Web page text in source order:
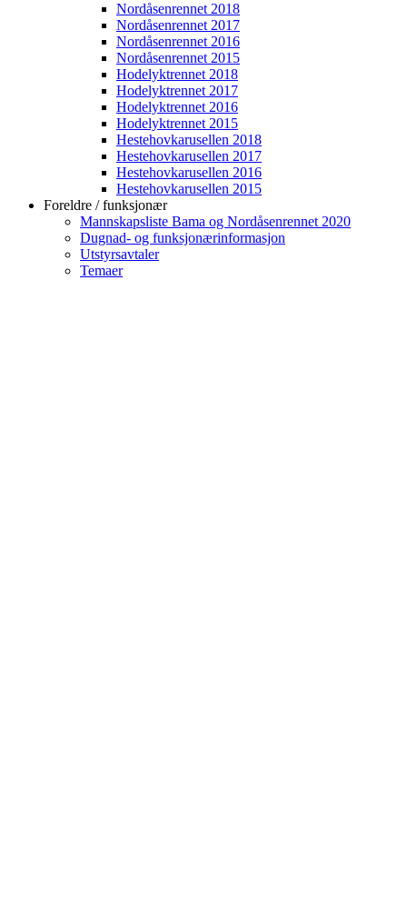
Nordåsenrennet 2018
Nordåsenrennet 2017
Nordåsenrennet 2016
Nordåsenrennet 2015
Hodelyktrennet 2018
Hodelyktrennet 2017
Hodelyktrennet 2016
Hodelyktrennet 2015
Hestehovkarusellen 2018
Hestehovkarusellen 2017
Hestehovkarusellen 2016
Hestehovkarusellen 2015
Foreldre / funksjonær
Mannskapsliste Bama og Nordåsenrennet 2020
Dugnad- og funksjonærinformasjon
Utstyrsavtaler
Temaer